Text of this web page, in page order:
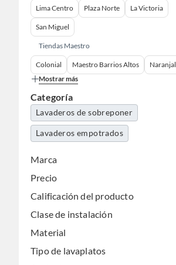
Lima Centro Plaza Norte La Victoria
San Miguel
Tiendas Maestro
Colonial Maestro Barrios Altos
Naranjal
Mostrar más
Categoría
Lavaderos de sobreponer
Lavaderos empotrados
Marca
Precio
Calificación del producto
Clase de instalación
Material
Tipo de lavaplatos